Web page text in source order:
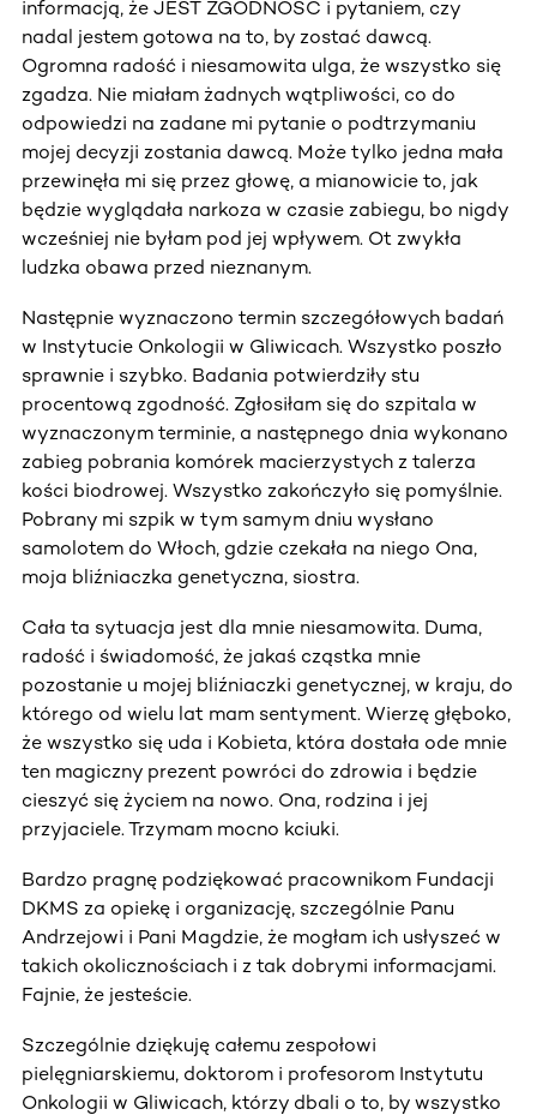
informacją, że JEST ZGODNOŚĆ i pytaniem, czy
nadal jestem gotowa na to, by zostać dawcą.
Ogromna radość i niesamowita ulga, że wszystko się
zgadza. Nie miałam żadnych wątpliwości, co do
odpowiedzi na zadane mi pytanie o podtrzymaniu
mojej decyzji zostania dawcą. Może tylko jedna mała
przewinęła mi się przez głowę, a mianowicie to, jak
będzie wyglądała narkoza w czasie zabiegu, bo nigdy
wcześniej nie byłam pod jej wpływem. Ot zwykła
ludzka obawa przed nieznanym.
Następnie wyznaczono termin szczegółowych badań
w Instytucie Onkologii w Gliwicach. Wszystko poszło
sprawnie i szybko. Badania potwierdziły stu
procentową zgodność. Zgłosiłam się do szpitala w
wyznaczonym terminie, a następnego dnia wykonano
zabieg pobrania komórek macierzystych z talerza
kości biodrowej. Wszystko zakończyło się pomyślnie.
Pobrany mi szpik w tym samym dniu wysłano
samolotem do Włoch, gdzie czekała na niego Ona,
moja bliźniaczka genetyczna, siostra.
Cała ta sytuacja jest dla mnie niesamowita. Duma,
radość i świadomość, że jakaś cząstka mnie
pozostanie u mojej bliźniaczki genetycznej, w kraju, do
którego od wielu lat mam sentyment. Wierzę głęboko,
że wszystko się uda i Kobieta, która dostała ode mnie
ten magiczny prezent powróci do zdrowia i będzie
cieszyć się życiem na nowo. Ona, rodzina i jej
przyjaciele. Trzymam mocno kciuki.
Bardzo pragnę podziękować pracownikom Fundacji
DKMS za opiekę i organizację, szczególnie Panu
Andrzejowi i Pani Magdzie, że mogłam ich usłyszeć w
takich okolicznościach i z tak dobrymi informacjami.
Fajnie, że jesteście.
Szczególnie dziękuję całemu zespołowi
pielęgniarskiemu, doktorom i profesorom Instytutu
Onkologii w Gliwicach, którzy dbali o to, by wszystko